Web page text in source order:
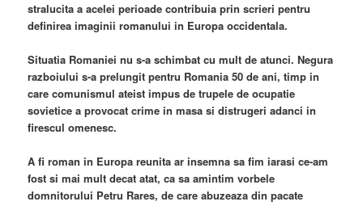
stralucita a acelei perioade contribuia prin scrieri pentru
definirea imaginii romanului in Europa occidentala.
Situatia Romaniei nu s-a schimbat cu mult de atunci. Negura
razboiului s-a prelungit pentru Romania 50 de ani, timp in
care comunismul ateist impus de trupele de ocupatie
sovietice a provocat crime in masa si distrugeri adanci in
firescul omenesc.
A fi roman in Europa reunita ar insemna sa fim iarasi ce-am
fost si mai mult decat atat, ca sa amintim vorbele
domnitorului Petru Rares, de care abuzeaza din pacate